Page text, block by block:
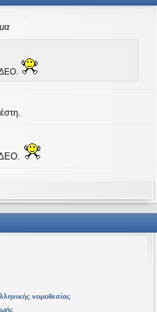
η
Καλή Ανάσταση.
νομοθεσίας